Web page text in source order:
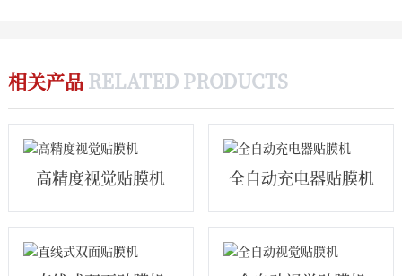
相关产品 RELATED PRODUCTS
高精度视觉贴膜机 全自动充电器贴膜机